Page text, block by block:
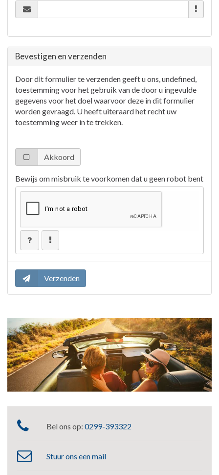
Bel ons op: 0299-393322
Stuur ons een mail